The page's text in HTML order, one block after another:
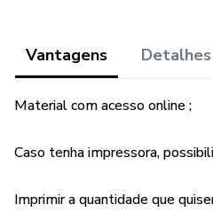
Vantagens Detalhes
Material com acesso online ;
Caso tenha impressora,
Imprimir a quantidade que